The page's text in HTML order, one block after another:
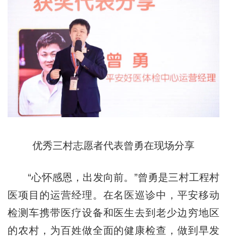
优秀三村志愿者代表曾勇在现场分享
“心怀感恩，出发向前。”曾勇是三村工程村
医项目的运营经理。在名医巡诊中，平安移动
检测车携带医疗设备和医生去到老少边穷地区
的农村，为百姓做全面的健康检查，做到早发